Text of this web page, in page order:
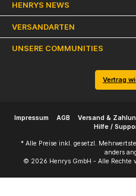
HENRYS NEWS
VERSANDARTEN
UNSERE COMMUNITIES
Vertrag
Impressum AGB Versand &
Hilfe /
* Alle Preise inkl. gesetzl.
anders
© 2026 Henrys GmbH - Alle Rechte